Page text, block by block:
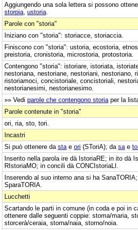
Aggiungendo una sola lettera si possono
storpia ustoria
Parole con "storia"
Iniziano con "storia": storiacce, storiaccia.
Finiscono con "storia": ustoria, ecostoria,
preistoria, cronistoria, microstoria, protostoria.
Contengono "storia": istoriare, istoriata,
nestoriana, nestoriane, nestoriani, nestoriano,
ristoriamoci, concistoriale, concistoriali,
nestorianesimi, nestorianesimo.
»» Vedi parole che contengono storia per la
Parole contenute in "storia"
ori, ria, sto, tori.
Incastri
Si può ottenere da sta e ori (SToriA); da sa e
Inserito nella parola ire dà IstoriaRE; in ito dà
RIstoriaMO; in concili dà CONCIstoriaLI.
Inserendo al suo interno ana si ha
SparaTORIA.
Lucchetti
Scartando le parti in comune (in coda e poi in
ottenere dalle seguenti coppie: stoma/maria,
storcerà/ceraia, storna/naia, storno/noia.